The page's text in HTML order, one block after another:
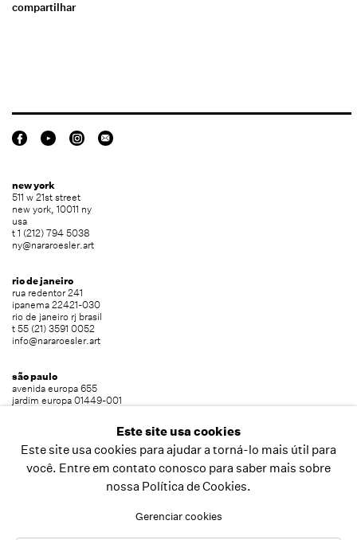
compartilhar
new york
511 w 21st street
new york, 10011 ny
usa
t 1 (212) 794 5038
ny@nararoesler.art
rio de janeiro
rua redentor 241
ipanema 22421-030
rio de janeiro rj brasil
t 55 (21) 3591 0052
info@nararoesler.art
são paulo
avenida europa 655
jardim europa 01449-001
copyright © 2026 nara roesler
Este site usa cookies
Este site usa cookies para ajudar a torná-lo mais útil para
você. Entre em contato conosco para saber mais sobre
nossa Política de Cookies.
Gerenciar cookies